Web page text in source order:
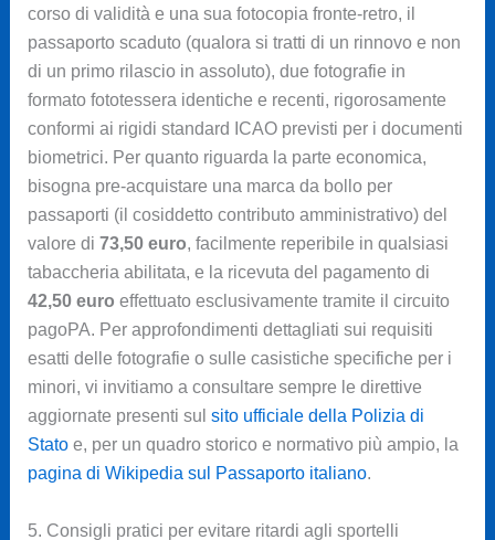
corso di validità e una sua fotocopia fronte-retro, il
passaporto scaduto (qualora si tratti di un rinnovo e non
di un primo rilascio in assoluto), due fotografie in
formato fototessera identiche e recenti, rigorosamente
conformi ai rigidi standard ICAO previsti per i documenti
biometrici. Per quanto riguarda la parte economica,
bisogna pre-acquistare una marca da bollo per
passaporti (il cosiddetto contributo amministrativo) del
valore di 73,50 euro, facilmente reperibile in qualsiasi
tabaccheria abilitata, e la ricevuta del pagamento di
42,50 euro effettuato esclusivamente tramite il circuito
pagoPA. Per approfondimenti dettagliati sui requisiti
esatti delle fotografie o sulle casistiche specifiche per i
minori, vi invitiamo a consultare sempre le direttive
aggiornate presenti sul sito ufficiale della Polizia di
Statoe, per un quadro storico e normativo più ampio, la
pagina di Wikipedia sul Passaporto italiano.
5. Consigli pratici per evitare ritardi agli sportelli